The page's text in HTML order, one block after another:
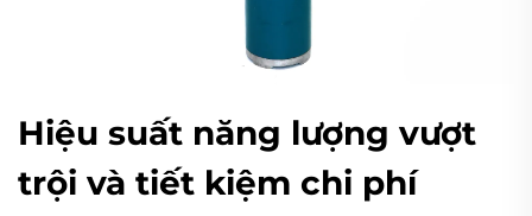
Hiệu suất năng lượng vượt
trội và tiết kiệm chi phí